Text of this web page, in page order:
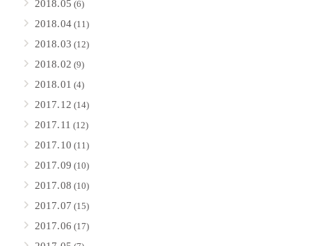
2018.05 (6)
2018.04(11)
2018.03 (12)
2018.02 (9)
2018.01 (4)
2017.12 (14)
2017.11 (12)
2017.10 (11)
2017.09 (10)
2017.08 (10)
2017.07 (15)
2017.06 (17)